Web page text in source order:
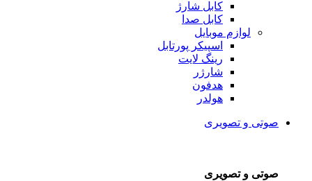
کابل شارژ
کابل صدا
لوازم موبایل
اسپیکر پورتابل
رینگ لایت
شارژر
هدفون
هولدر
صوتی و تصویری
صوتی و تصویری